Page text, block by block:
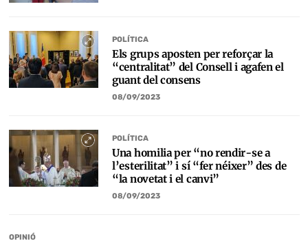
POLÍTICA
Els grups aposten per reforçar la
“centralitat” del Consell i agafen el
guant del consens
08/09/2023
POLÍTICA
Una homilia per “no rendir-se a
l’esterilitat” i sí “fer néixer” des de
“la novetat i el canvi”
08/09/2023
OPINIÓ